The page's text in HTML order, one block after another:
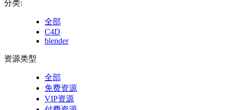
分类:
全部
C4D
blender
资源类型
全部
免费资源
VIP资源